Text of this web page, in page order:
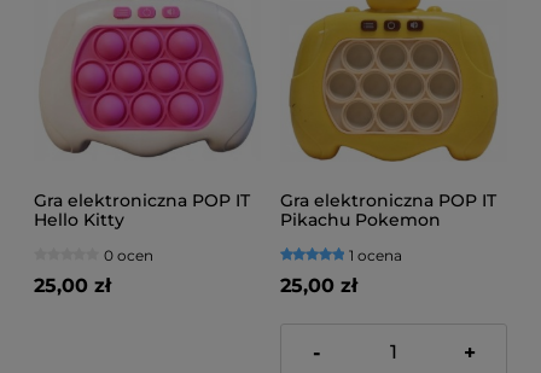
Gra elektroniczna POP IT
Hello Kitty
0 ocen
25,00 zł
Gra elektroniczna POP IT
Pikachu Pokemon
1 ocena
25,00 zł
- +